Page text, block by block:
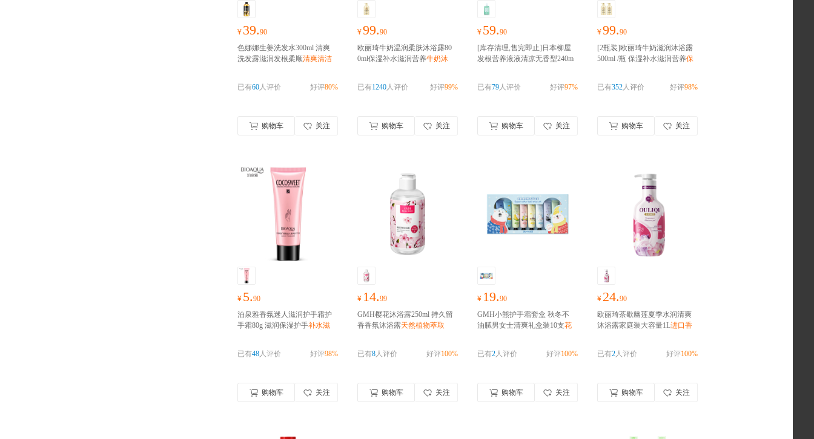
¥ 39.90
色娜娜生姜洗发水300ml 清爽
洗发露滋润发根柔顺清爽清洁
已有60人评价 好评80%
购物车 关注
¥99.90
欧丽琦牛奶温润柔肤沐浴露80
0ml保湿补水滋润营养牛奶沐
已有1240人评价 好评99%
购物车 关注
¥ 59.90
[库存清理,售完即止]日本柳屋
发根营养液液清凉无香型240m
已有79人评价 好评97%
购物车 关注
¥99.90
[2瓶装]欧丽琦牛奶滋润沐浴露
500ml /瓶 保湿补水滋润营养保
已有352人评价 好评98%
购物车 关注
¥ 5.90
泊泉雅香氛迷人滋润护手霜护
手霜80g 滋润保湿护手补水滋
已有48人评价 好评98%
购物车 关注
¥ 14.99
GMH樱花沐浴露250ml 持久留
香香氛沐浴露天然植物萃取
已有8人评价 好评100%
购物车 关注
¥ 19.90
GMH小熊护手霜套盒 秋冬不
油腻男女士清爽礼盒装10支花
已有2人评价 好评100%
购物车 关注
¥ 24.90
欧丽琦茶歇幽莲夏季水润清爽
沐浴露家庭装大容量1L进口香
已有2人评价 好评100%
购物车 关注